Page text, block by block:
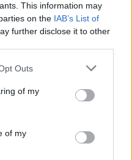
This information may
on the IAB’s List of
further disclose it to other
Outs
of my
of my
Λιβύης
(LPDF) να μην
που διαταράσσουν
χώρας ή επιφέρουν
τόνιζε ο
υπουργείου